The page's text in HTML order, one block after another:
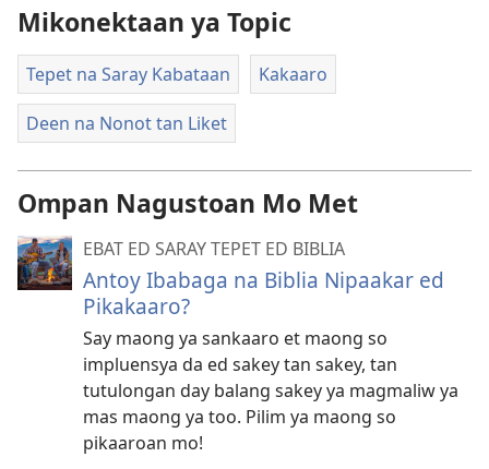
Mikonektaan ya Topic
Tepet na Saray Kabataan Kakaaro
Deen na Nonot tan Liket
Ompan Nagustoan Mo Met
EBAT ED SARAY TEPET ED BIBLIA
Antoy Ibabaga na Biblia Nipaakar ed
Pikakaaro?
Say maong ya sankaaro et maong so
impluensya da ed sakey tan sakey, tan
tutulongan day balang sakey ya magmaliw ya
mas maong ya too. Pilim ya maong so
pikaaroan mo!